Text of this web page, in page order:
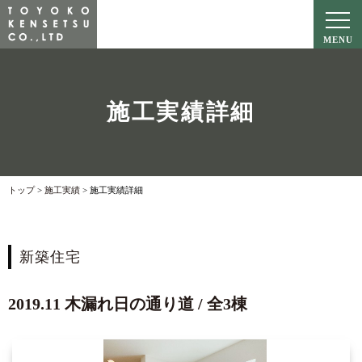
MENU
施工実績詳細
トップ> 施工実績 >
新築住宅
2019.11 木漏れ日の通り道 / 全3棟